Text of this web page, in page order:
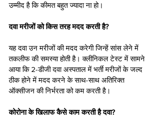
उम्मीद है कि कीमत बहुत ज्यादा ना हो।
दवा मरीजों को किस तरह मदद करती है?
यह दवा उन मरीजों की मदद करेगी जिन्हें सांस लेने में
तकलीफ की समस्या होती है। क्लीनिकल टेस्ट में सामने
आया कि 2-डीजी दवा अस्पताल में भर्ती मरीजों के जल्द
ठीक होने में मदद करने के साथ-साथ अतिरिक्त
ऑक्सीजन की निर्भरता को कम करती है।
कोरोना के खिलाफ कैसे काम करती है दवा?